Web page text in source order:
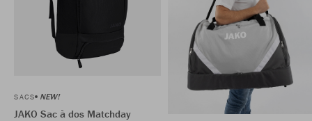
SACS NEW!
JAKO Sac à dos Matchday